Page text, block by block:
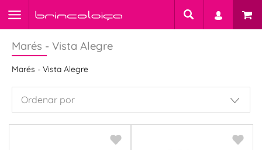
Marés - Vista Alegre
Marés - Vista Alegre